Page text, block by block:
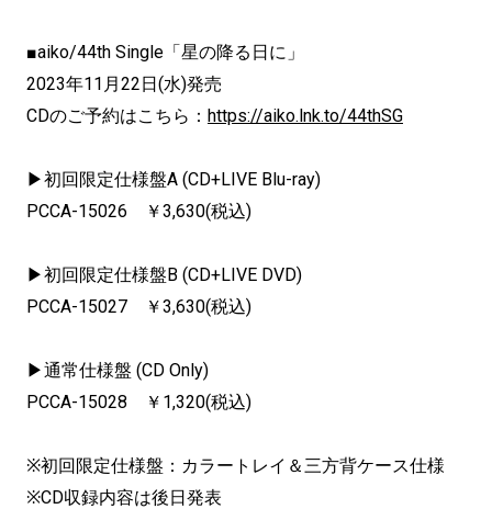
■aiko/44th Single「星の降る日に」
2023年11月22日(水)発売
CDのご予約はこちら： https://aiko.lnk.to/44thSG
▶初回限定仕様盤A (CD+LIVE Blu-ray)
PCCA-15026 ￥3,630(税込)
▶初回限定仕様盤B (CD+LIVE DVD)
PCCA-15027 ￥3,630(税込)
▶通常仕様盤 (CD Only)
PCCA-15028 ￥1,320(税込)
※初回限定仕様盤：カラートレイ＆三方背ケース仕様
※CD収録内容は後日発表